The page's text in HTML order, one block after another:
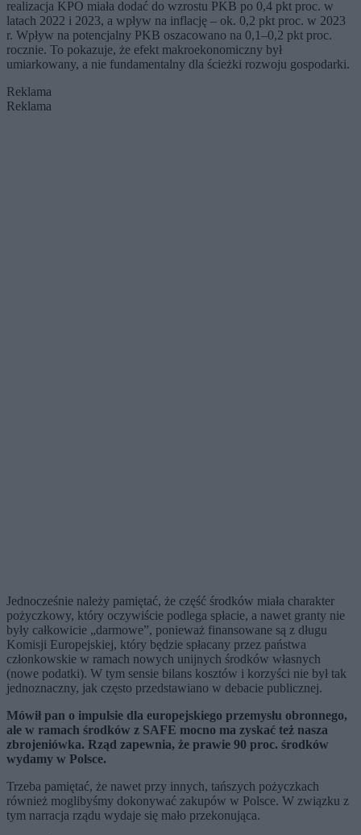
realizacja KPO miała dodać do wzrostu PKB po 0,4 pkt proc. w
latach 2022 i 2023, a wpływ na inflację – ok. 0,2 pkt proc. w 2023
r. Wpływ na potencjalny PKB oszacowano na 0,1–0,2 pkt proc.
rocznie. To pokazuje, że efekt makroekonomiczny był
umiarkowany, a nie fundamentalny dla ścieżki rozwoju gospodarki.
Reklama
Reklama
Jednocześnie należy pamiętać, że część środków miała charakter
pożyczkowy, który oczywiście podlega spłacie, a nawet granty nie
były całkowicie „darmowe”, ponieważ finansowane są z długu
Komisji Europejskiej, który będzie spłacany przez państwa
członkowskie w ramach nowych unijnych środków własnych
(nowe podatki). W tym sensie bilans kosztów i korzyści nie był tak
jednoznaczny, jak często przedstawiano w debacie publicznej.
Mówił pan o impulsie dla europejskiego przemysłu obronnego,
ale w ramach środków z SAFE mocno ma zyskać też nasza
zbrojeniówka. Rząd zapewnia, że prawie 90 proc. środków
wydamy w Polsce.
Trzeba pamiętać, że nawet przy innych, tańszych pożyczkach
również moglibyśmy dokonywać zakupów w Polsce. W związku z
tym narracja rządu wydaje się mało przekonująca.